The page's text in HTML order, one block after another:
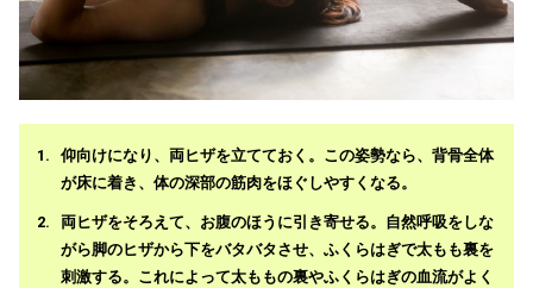
仰向けになり、両ヒザを立てておく。この姿勢なら、背骨全体
が床に着き、体の深部の筋肉をほぐしやすくなる。
両ヒザをそろえて、お腹のほうに引き寄せる。自然呼吸をしな
がら脚のヒザから下をバタバタさせ、ふくらはぎで太もも裏を
刺激する。これによって太ももの裏やふくらはぎの血流がよく